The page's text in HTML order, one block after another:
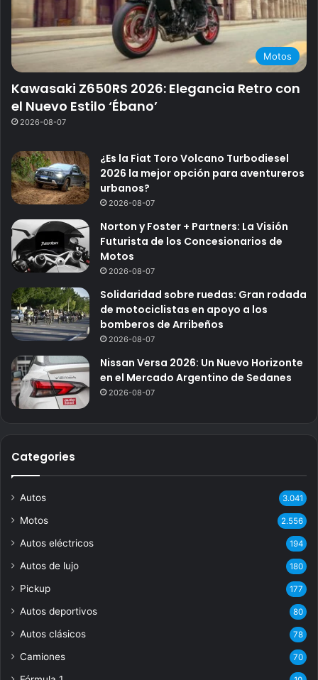
Motos
Kawasaki Z650RS 2026: Elegancia Retro con
el Nuevo Estilo ‘Ébano’
2026-08-07
¿Es la Fiat Toro Volcano Turbodiesel
2026 la mejor opción para aventureros
urbanos?
2026-08-07
Norton y Foster + Partners: La Visión
Futurista de los Concesionarios de
Motos
2026-08-07
Solidaridad sobre ruedas: Gran rodada
de motociclistas en apoyo a los
bomberos de Arribeños
2026-08-07
Nissan Versa 2026: Un Nuevo Horizonte
en el Mercado Argentino de Sedanes
2026-08-07
Categories
Autos 3.041
Motos 2.556
Autos eléctricos 194
Autos de lujo 180
Pickup 177
Autos deportivos 80
Autos clásicos 78
Camiones 70